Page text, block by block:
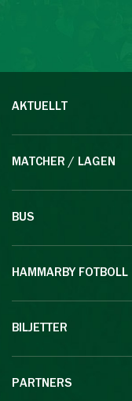
AKTUELLT
MATCHER / LAGEN
BUS
HAMMARBY FOTBOLL
BILJETTER
PARTNERS